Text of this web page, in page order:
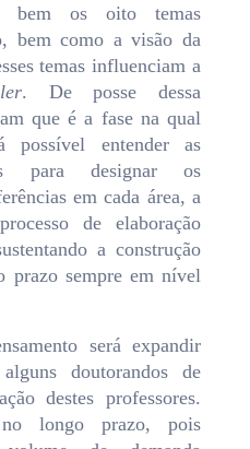
bem os oito temas
bem como a visão da
temas influenciam a
. De posse dessa
que é a fase na qual
possível entender as
para designar os
em cada área, a
de elaboração
a construção
prazo sempre em nível
será expandir
doutorandos de
destes professores.
longo prazo, pois